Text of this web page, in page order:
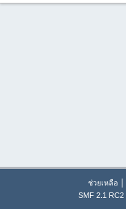
ช่วยเหลือ|
SMF 2.1 RC2|